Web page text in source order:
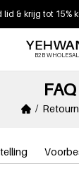
lid & krijg tot 15%
B2B
FAQ
/